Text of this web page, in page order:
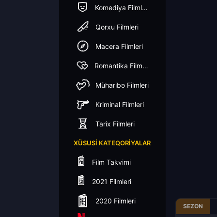
Komediya Filmleri
Qorxu Filmleri
Macera Filmleri
Romantika Filmleri
Müharibə Filmleri
Kriminal Filmleri
Tarix Filmleri
XÜSUSI KATEQORIYALAR
Film Takvimi
2021 Filmleri
2020 Filmleri
SEZON